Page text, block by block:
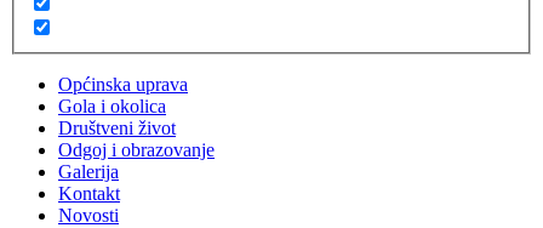
Općinska uprava
Gola i okolica
Društveni život
Odgoj i obrazovanje
Galerija
Kontakt
Novosti